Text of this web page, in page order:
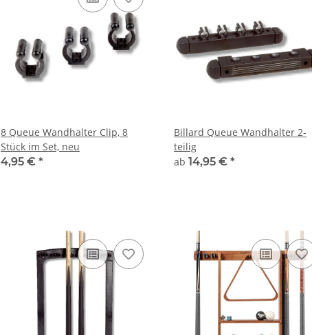
8 Queue Wandhalter Clip, 8
Stück im Set, neu
4,95 € *
Billard Queue Wandhalter 2-
teilig
ab 14,95 € *